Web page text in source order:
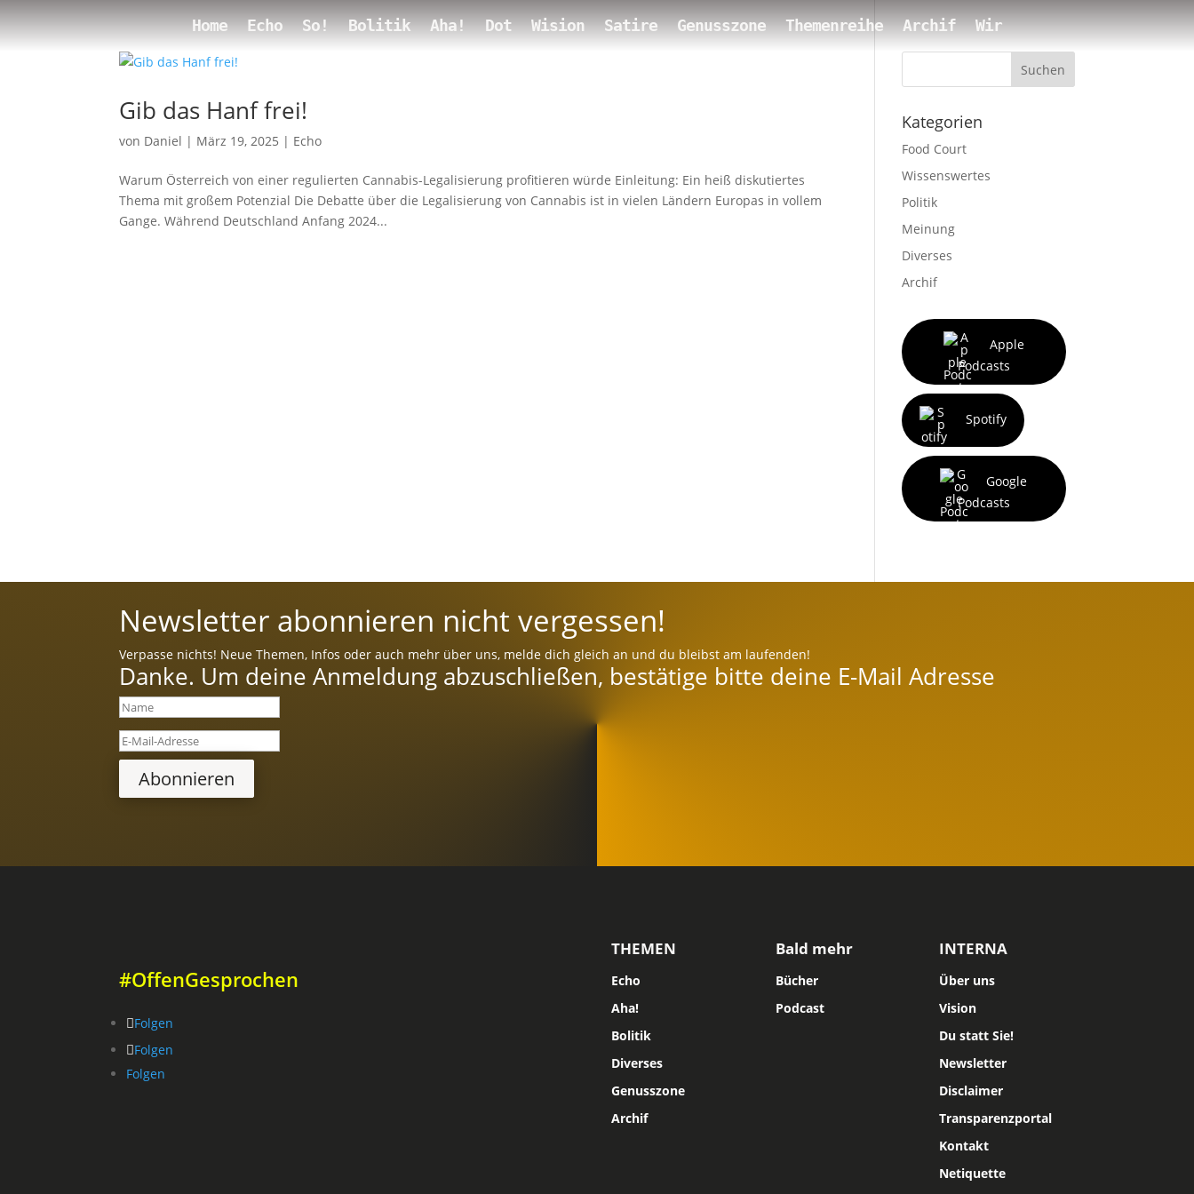
Home Echo So! Bolitik Aha! Dot Wision Satire Genusszone Themenreihe Archif Wir
Gib das Hanf frei!
von Daniel | März 19, 2025 | Echo
Warum Österreich von einer regulierten Cannabis-Legalisierung profitieren würde Einleitung: Ein heiß diskutiertes
Thema mit großem Potenzial Die Debatte über die Legalisierung von Cannabis ist in vielen Ländern Europas in vollem
Gange. Während Deutschland Anfang 2024...
Suchen
Kategorien
Food Court
Wissenswertes
Politik
Meinung
Diverses
Archif
Apple
Podcasts
Spotify
Google
Podcasts
Newsletter abonnieren nicht vergessen!
Verpasse nichts! Neue Themen, Infos oder auch mehr über uns, melde dich gleich an und du bleibst am laufenden!
Danke. Um deine Anmeldung abzuschließen, bestätige bitte deine E-Mail Adresse
Abonnieren
#OffenGesprochen
Folgen
Folgen
Folgen
THEMEN
Echo
Aha!
Bolitik
Diverses
Genusszone
Archif
Bald mehr
Bücher
Podcast
INTERNA
Über uns
Vision
Du statt Sie!
Newsletter
Disclaimer
Transparenzportal
Kontakt
Netiquette